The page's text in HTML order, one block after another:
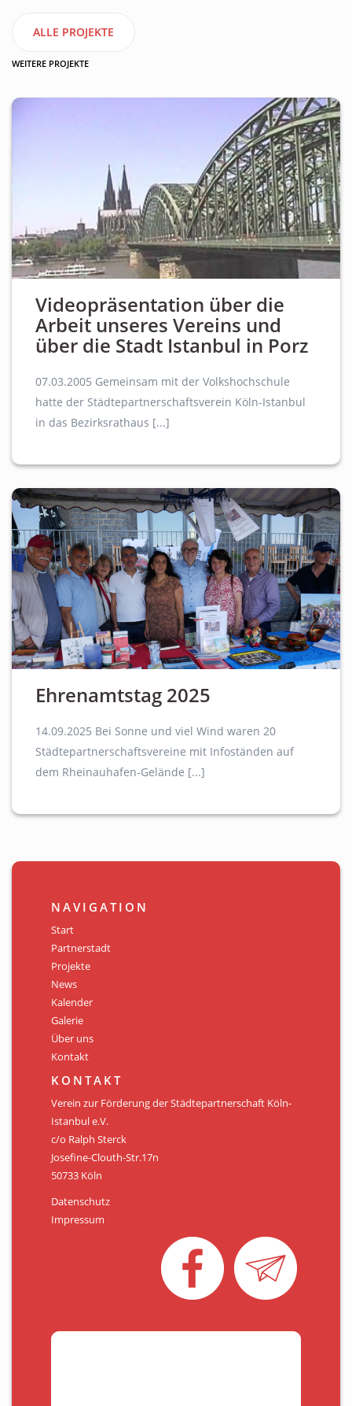
ALLE PROJEKTE
WEITERE PROJEKTE
Videopräsentation über die
Arbeit unseres Vereins und
über die Stadt Istanbul in Porz
07.03.2005 Gemeinsam mit der Volkshochschule
hatte der Städtepartnerschaftsverein Köln-Istanbul
in das Bezirksrathaus [...]
Ehrenamtstag 2025
14.09.2025 Bei Sonne und viel Wind waren 20
Städtepartnerschaftsvereine mit Infoständen auf
dem Rheinauhafen-Gelände [...]
NAVIGATION
Start
Partnerstadt
Projekte
News
Kalender
Galerie
Über uns
Kontakt
KONTAKT
Verein zur Förderung der Städtepartnerschaft Köln-
Istanbul e.V.
c/o Ralph Sterck
Josefine-Clouth-Str.17n
50733 Köln
Datenschutz
Impressum